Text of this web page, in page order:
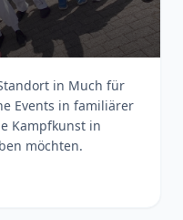
in Much für
Events in familiärer
Kampfkunst in
möchten.